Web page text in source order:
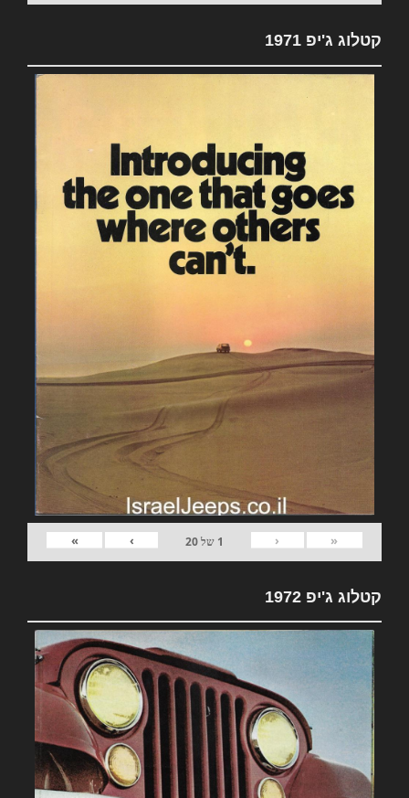
קטלוג ג'יפ 1971
«
‹
1 של20
›
»
קטלוג ג'יפ 1972